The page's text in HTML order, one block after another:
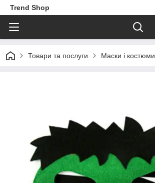
Trend Shop
Товари та послуги Маски і костюми